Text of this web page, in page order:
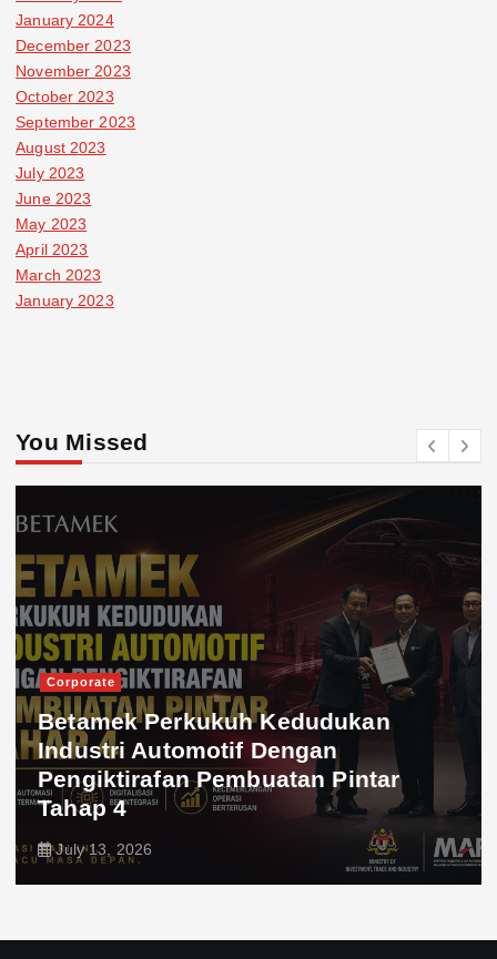
January 2024
December 2023
November 2023
October 2023
September 2023
August 2023
July 2023
June 2023
May 2023
April 2023
March 2023
January 2023
You Missed
Corporate
Betamek Perkukuh Kedudukan
Industri Automotif Dengan
Pengiktirafan Pembuatan Pintar
Tahap 4
July 13, 2026